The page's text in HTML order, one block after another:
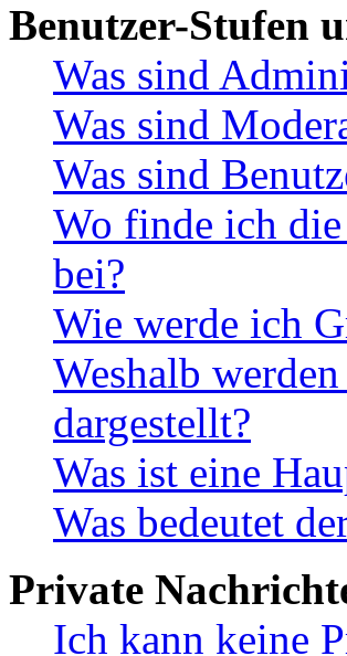
Benutzer-Stufen
Was sind
Was sind
Was sind
Wo finde ich
bei?
Wie werde ich
Weshalb
dargestellt?
Was ist eine
Was bedeutet
Private
Ich kann keine